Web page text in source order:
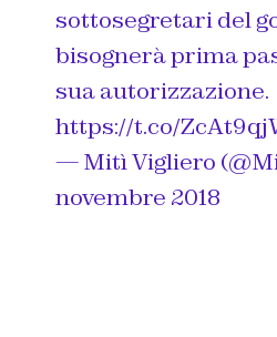
sottosegretari del
bisognerà prima
sua autorizzazione.
https://t.co/
— Mitì Vigliero
novembre 2018